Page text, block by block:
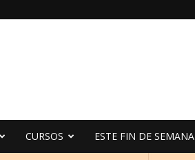
CURSOS ESTE FIN DE SEMANA